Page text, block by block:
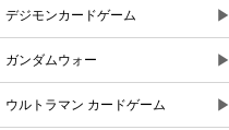
デジモンカードゲーム ▶
ガンダムウォー ▶
ウルトラマン カードゲーム ▶